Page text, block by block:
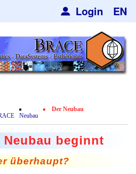
Login EN
Neubau
Der Neubau
beginnt
überhaupt?